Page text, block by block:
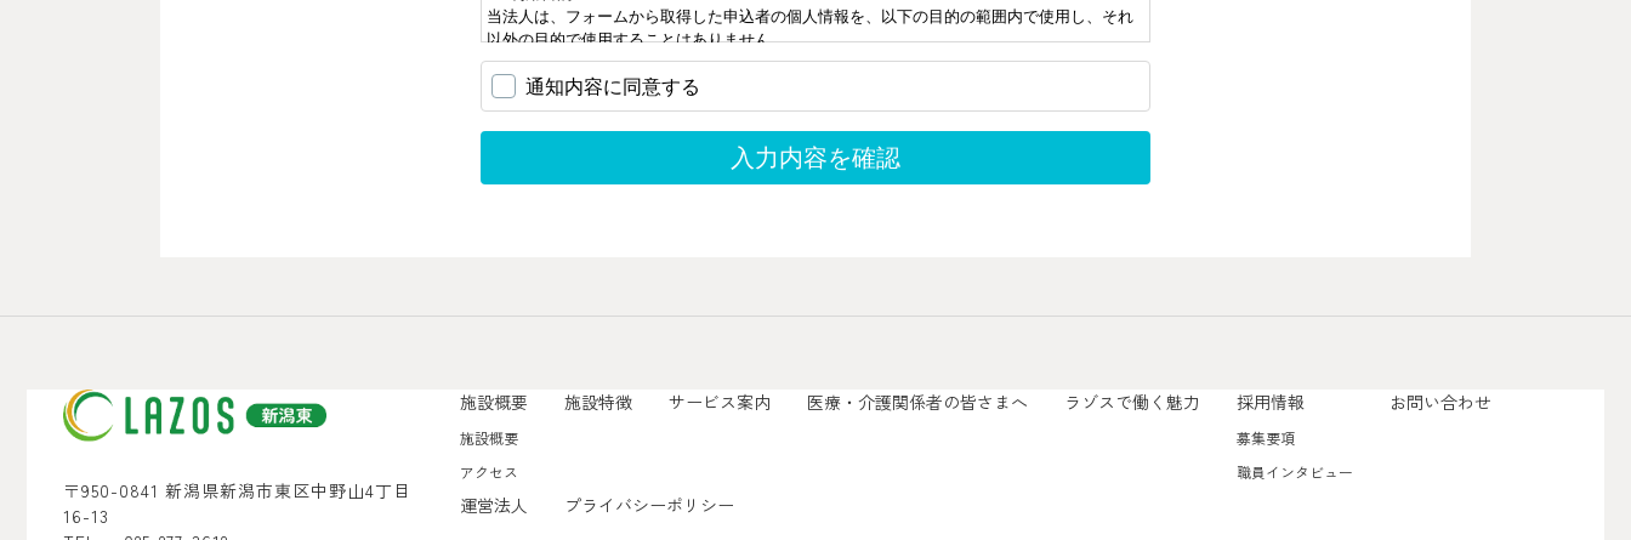
〒950-0841 新潟県新潟市東区中野山4丁目
16-13
施設概要
施設概要
アクセス
施設特徴 サービス案内 医療・介護関係者の皆さまへ ラゾスで働く魅力 採用情報
募集要項
職員インタビュー
お問い合わせ
運営法人 プライバシーポリシー